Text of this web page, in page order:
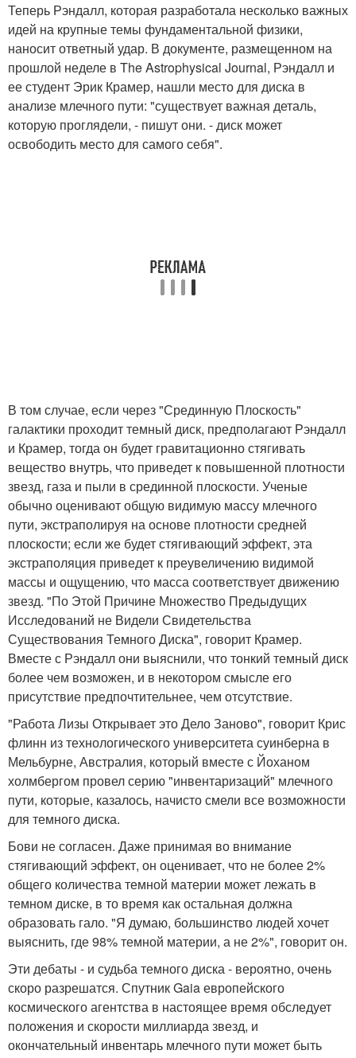
Теперь Рэндалл, которая разработала несколько важных
идей на крупные темы фундаментальной физики,
наносит ответный удар. В документе, размещенном на
прошлой неделе в The Astrophysical Journal, Рэндалл и
ее студент Эрик Крамер, нашли место для диска в
анализе млечного пути: "существует важная деталь,
которую проглядели, - пишут они. - диск может
освободить место для самого себя".
В том случае, если через "Срединную Плоскость"
галактики проходит темный диск, предполагают Рэндалл
и Крамер, тогда он будет гравитационно стягивать
вещество внутрь, что приведет к повышенной плотности
звезд, газа и пыли в срединной плоскости. Ученые
обычно оценивают общую видимую массу млечного
пути, экстраполируя на основе плотности средней
плоскости; если же будет стягивающий эффект, эта
экстраполяция приведет к преувеличению видимой
массы и ощущению, что масса соответствует движению
звезд. "По Этой Причине Множество Предыдущих
Исследований не Видели Свидетельства
Существования Темного Диска", говорит Крамер.
Вместе с Рэндалл они выяснили, что тонкий темный диск
более чем возможен, и в некотором смысле его
присутствие предпочтительнее, чем отсутствие.
"Работа Лизы Открывает это Дело Заново", говорит Крис
флинн из технологического университета суинберна в
Мельбурне, Австралия, который вместе с Йоханом
холмбергом провел серию "инвентаризаций" млечного
пути, которые, казалось, начисто смели все возможности
для темного диска.
Бови не согласен. Даже принимая во внимание
стягивающий эффект, он оценивает, что не более 2%
общего количества темной материи может лежать в
темном диске, в то время как остальная должна
образовать гало. "Я думаю, большинство людей хочет
выяснить, где 98% темной материи, а не 2%", говорит он.
Эти дебаты - и судьба темного диска - вероятно, очень
скоро разрешатся. Спутник Gaia европейского
космического агентства в настоящее время обследует
положения и скорости миллиарда звезд, и
окончательный инвентарь млечного пути может быть